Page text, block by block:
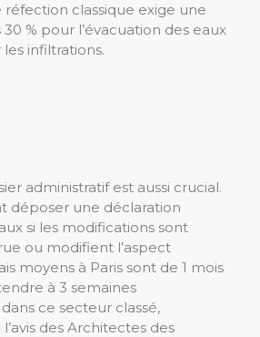
classique exige une
% pour l’évacuation des eaux
infiltrations.
administratif est aussi crucial.
déposer une déclaration
si les modifications sont
ou modifient l’aspect
moyens à Paris sont de 1 mois
à 3 semaines
ce secteur classé,
des Architectes des